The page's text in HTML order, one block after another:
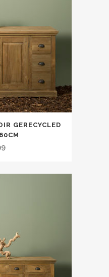
GERECYCLED